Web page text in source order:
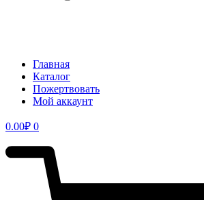
Главная
Каталог
Пожертвовать
Мой аккаунт
0.00₽ 0